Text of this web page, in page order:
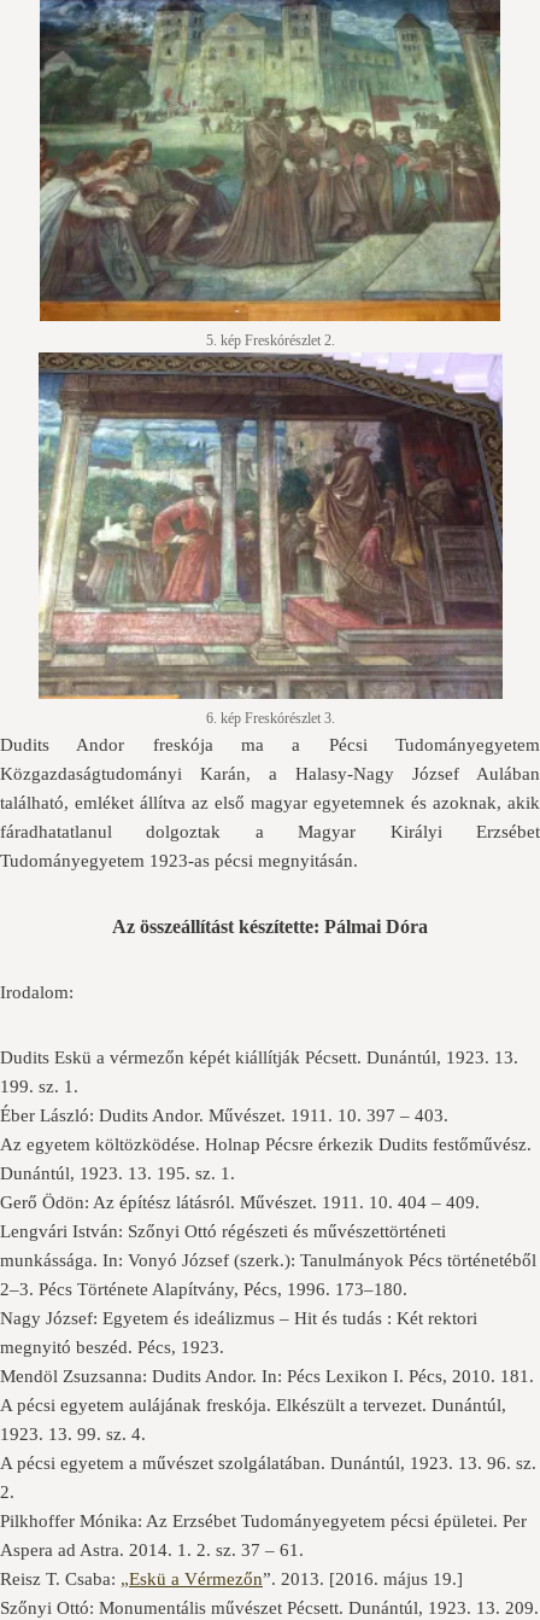
5. kép Freskórészlet 2.
6. kép Freskórészlet 3.
Dudits Andor freskója ma a Pécsi Tudományegyetem
Közgazdaságtudományi Karán, a Halasy-Nagy József Aulában
található, emléket állítva az első magyar egyetemnek és azoknak, akik
fáradhatatlanul dolgoztak a Magyar Királyi Erzsébet
Tudományegyetem 1923-as pécsi megnyitásán.
Az összeállítást készítette: Pálmai Dóra
Irodalom:
Dudits Eskü a vérmezőn képét kiállítják Pécsett. Dunántúl, 1923. 13.
199. sz. 1.
Éber László: Dudits Andor. Művészet. 1911. 10. 397 – 403.
Az egyetem költözködése. Holnap Pécsre érkezik Dudits festőművész.
Dunántúl, 1923. 13. 195. sz. 1.
Gerő Ödön: Az építész látásról. Művészet. 1911. 10. 404 – 409.
Lengvári István: Szőnyi Ottó régészeti és művészettörténeti
munkássága. In: Vonyó József (szerk.): Tanulmányok Pécs történetéből
2–3. Pécs Története Alapítvány, Pécs, 1996. 173–180.
Nagy József: Egyetem és ideálizmus – Hit és tudás : Két rektori
megnyitó beszéd. Pécs, 1923.
Mendöl Zsuzsanna: Dudits Andor. In: Pécs Lexikon I. Pécs, 2010. 181.
A pécsi egyetem aulájának freskója. Elkészült a tervezet. Dunántúl,
1923. 13. 99. sz. 4.
A pécsi egyetem a művészet szolgálatában. Dunántúl, 1923. 13. 96. sz.
2.
Pilkhoffer Mónika: Az Erzsébet Tudományegyetem pécsi épületei. Per
Aspera ad Astra. 2014. 1. 2. sz. 37 – 61.
Reisz T. Csaba: „Eskü a Vérmezőn”. 2013. [2016. május 19.]
Szőnyi Ottó: Monumentális művészet Pécsett. Dunántúl, 1923. 13. 209.